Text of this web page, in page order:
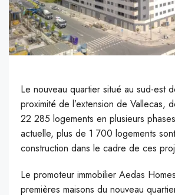
Le nouveau quartier situé au sud-est
proximité de l’extension de Vallecas,
22 285 logements en plusieurs
actuelle, plus de 1 700 logements
construction dans le cadre de ces
Le promoteur immobilier Aedas
premières maisons du nouveau